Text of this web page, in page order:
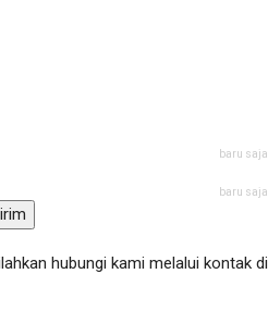
baru saja
baru saja
hubungi kami melalui kontak di